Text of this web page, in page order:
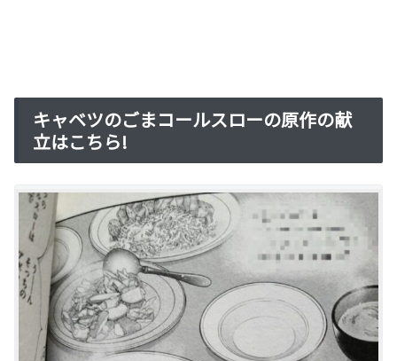
キャベツのごまコールスローの原作の献
立はこちら!